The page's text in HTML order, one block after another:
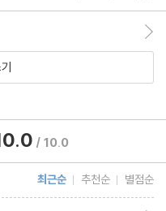
/ 10.0
최근순 추천순 별점순